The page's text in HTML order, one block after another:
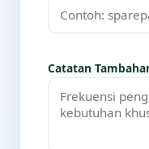
Catatan